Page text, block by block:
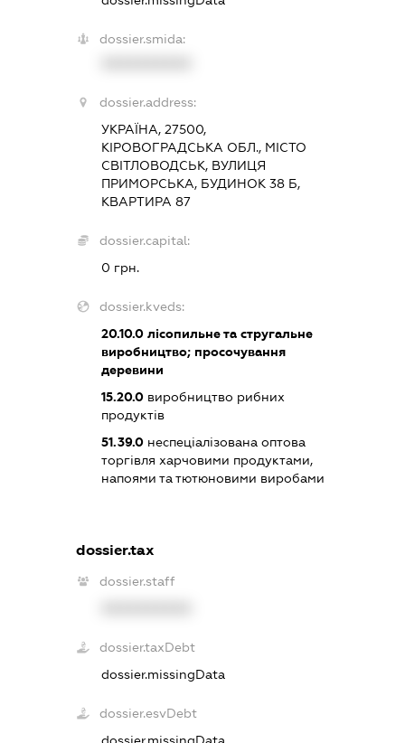
dossier.smida:
dossier.address:
УКРАЇНА, 27500,
КІРОВОГРАДСЬКА ОБЛ., МІСТО
СВІТЛОВОДСЬК, ВУЛИЦЯ
ПРИМОРСЬКА, БУДИНОК 38 Б,
КВАРТИРА 87
dossier.capital:
0 грн.
dossier.kveds:
20.10.0 лісопильне та стругальне
виробництво; просочування
деревини
15.20.0 виробництво рибних
продуктів
51.39.0 неспеціалізована оптова
торгівля харчовими продуктами,
напоями та тютюновими виробами
dossier.tax
dossier.staff
dossier.taxDebt
dossier.missingData
dossier.esvDebt
dossier.missingData